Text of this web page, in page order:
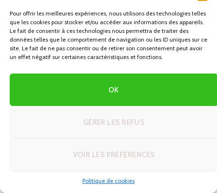
Pour offrir les meilleures expériences, nous utilisons des technologies telles
que les cookies pour stocker et/ou accéder aux informations des appareils.
Le fait de consentir à ces technologies nous permettra de traiter des
données telles que le comportement de navigation ou les ID uniques sur ce
site. Le fait de ne pas consentir ou de retirer son consentement peut avoir
un effet négatif sur certaines caractéristiques et fonctions.
OK
GÉRER LES REFUS
VOIR LES PRÉFÉRENCES
Politique de cookies
Votre e-mail
Objet